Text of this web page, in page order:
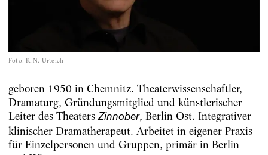
Foto: K.N. Urteich
geboren 1950 in Chemnitz. Theaterwissenschaftler,
Dramaturg, Gründungsmitglied und künstlerischer
Leiter des Theaters Zinnober, Berlin Ost. Integrativer
klinischer Dramatherapeut. Arbeitet in eigener Praxis
für Einzelpersonen und Gruppen, primär in Berlin